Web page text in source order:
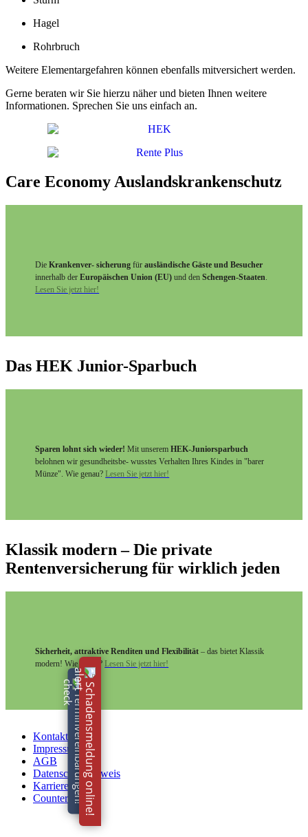
Hagel
Rohrbruch
Weitere Elementargefahren können ebenfalls mitversichert werden.
Gerne beraten wir Sie hierzu näher und bieten Ihnen weitere
Informationen. Sprechen Sie uns einfach an.
Care Economy Auslandskrankenschutz
DieKrankenver- sicherungfürausländische Gäste und Besucher
innerhalb derEuropäischen Union (EU) und denSchengen-Staaten.
Lesen Sie jetzt hier!
Das HEK Junior-Sparbuch
Sparen lohnt sich wieder!Mit unseremHEK-Juniorsparbuch
belohnen wir gesundheitsbe- wusstes Verhalten Ihres Kindes in "barer
Münze". Wie genau? Lesen Sie jetzt hier!
Klassik modern – Die private
Rentenversicherung für wirklich jeden
Sicherheit, attraktive Renditen und Flexibilität– das bietet Klassik
modern! Wie genau?Lesen Sie jetzt hier!
Terminvereinbarungen!Schadensmeldung online!
Kontakt
Impressum
AGB
Datenschutzhinweis
Karriere
Counter
Wir verwenden Cookies um unsere Website zu optimieren und